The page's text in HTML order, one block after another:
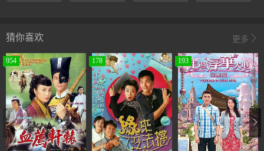
更多
猜你喜欢
954 178 193